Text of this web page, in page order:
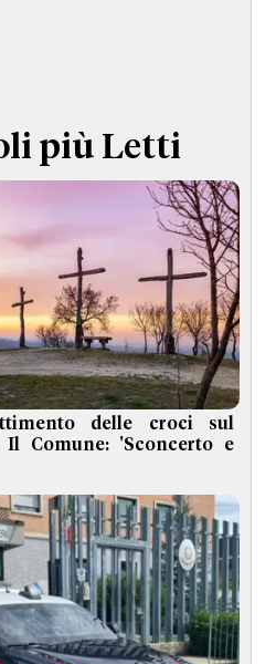
più Letti
delle croci sul
Comune: 'Sconcerto e